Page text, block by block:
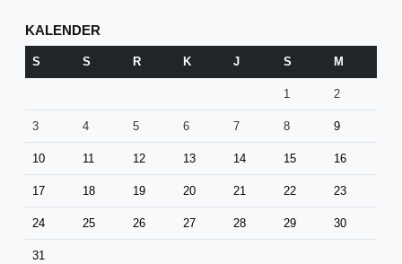
KALENDER
S S R K J S M
1 2
3 4 5 6 7 8 9
10 11 12 13 14 15 16
17 18 19 20 21 22 23
24 25 26 27 28 29 30
31